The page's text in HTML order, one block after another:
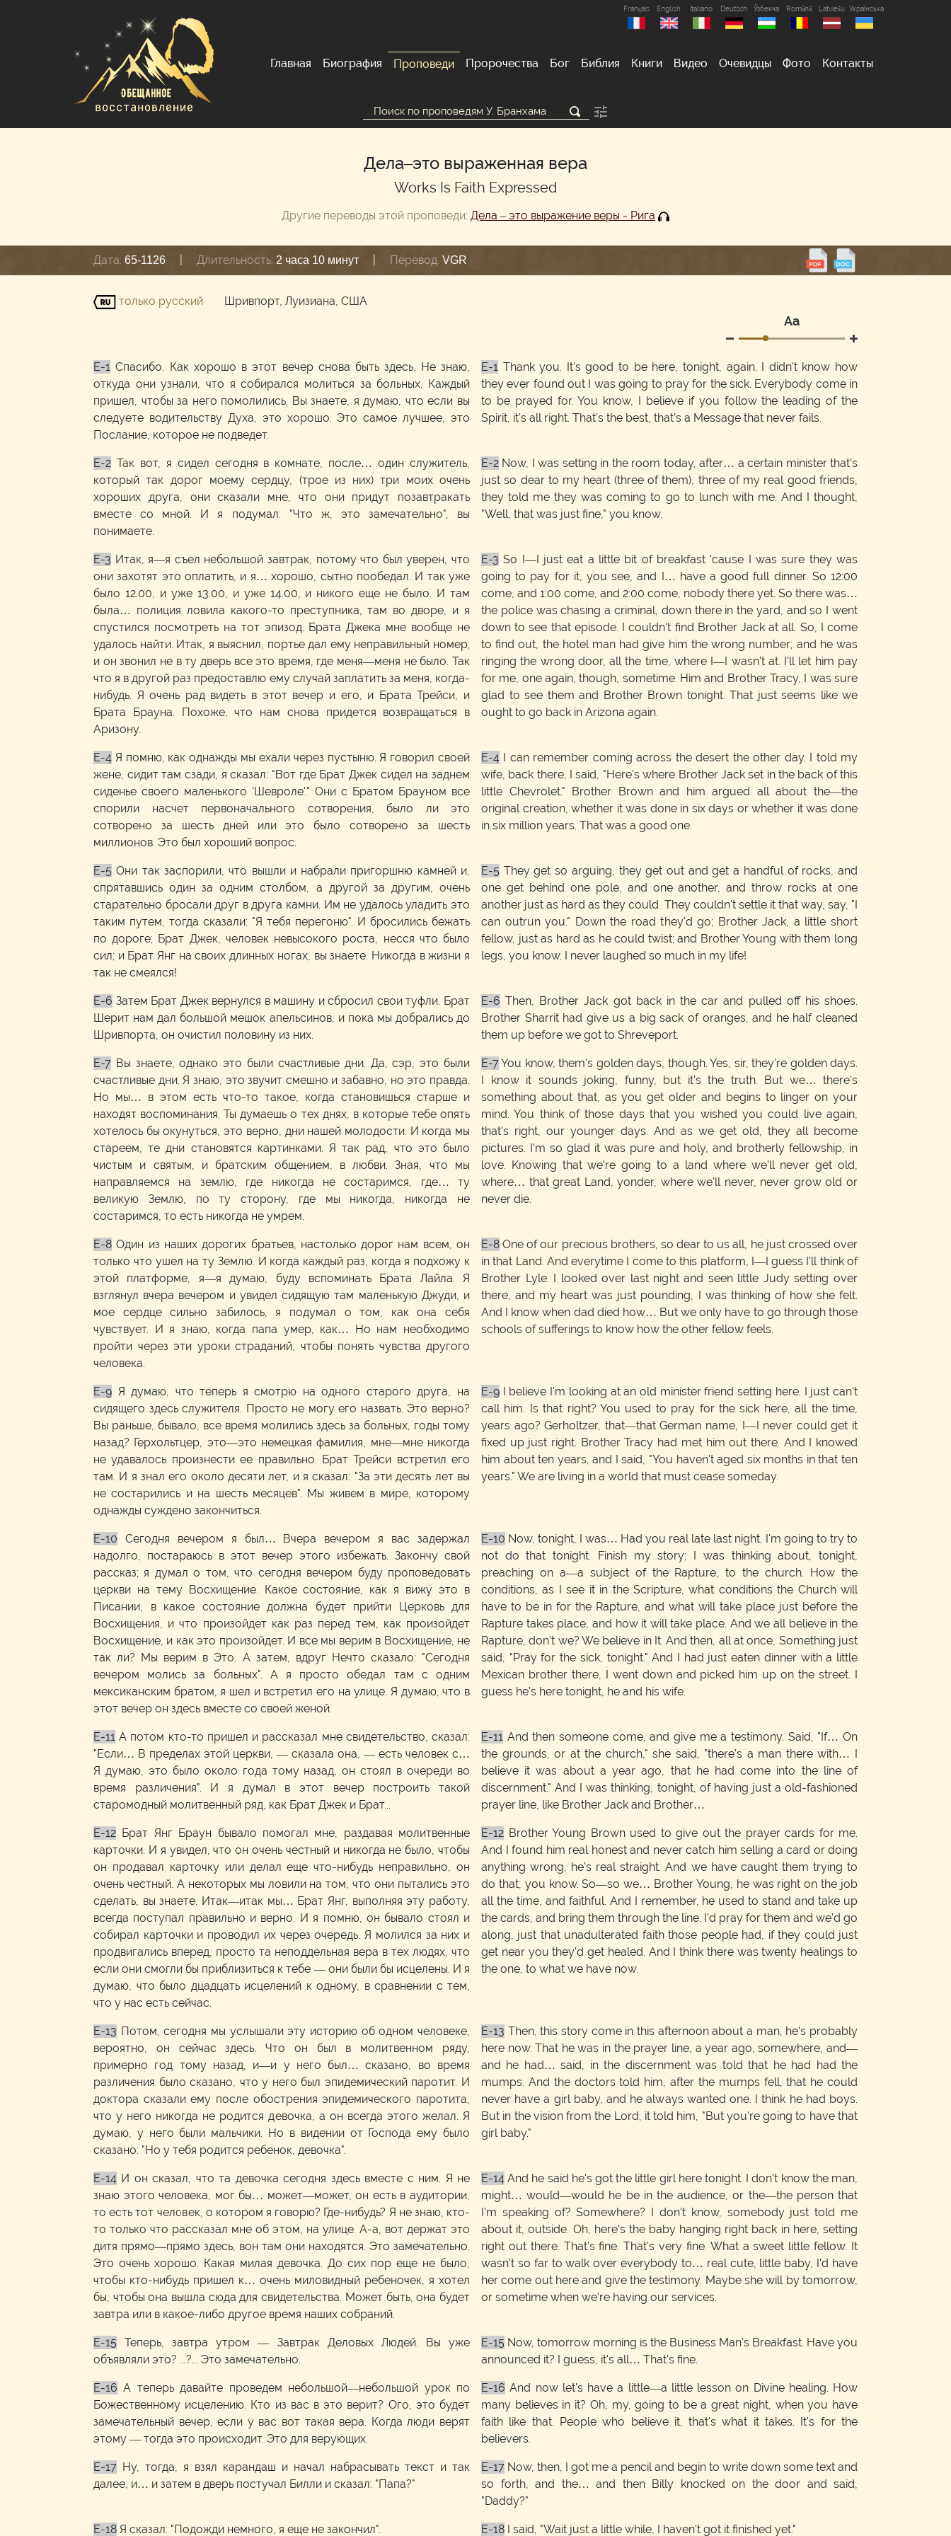
Français English Italiano Deutsch Ўзбекча Română Latviešu Українська
Главная Биография Проповеди Пророчества Бог Библия Книги Видео Очевидцы Фото Контакты
Дела–это выраженная вера
Works Is Faith Expressed
Другие переводы этой проповеди: Дела – это выражение веры - Рига
Дата: 65-1126 Длительность: 2 часа 10 минут Перевод: VGR
только русский Шривпорт, Луизиана, США
Аа
E-1 Спасибо. Как хорошо в этот вечер снова быть здесь. Не знаю,
откуда они узнали, что я собирался молиться за больных. Каждый
пришел, чтобы за него помолились. Вы знаете, я думаю, что если вы
следуете водительству Духа, это хорошо. Это самое лучшее, это
Послание, которое не подведет.
E-1 Thank you. It's good to be here, tonight, again. I didn't know how
they ever found out I was going to pray for the sick. Everybody come in
to be prayed for. You know, I believe if you follow the leading of the
Spirit, it's all right. That's the best, that's a Message that never fails.
E-2 Так вот, я сидел сегодня в комнате, после… один служитель,
который так дорог моему сердцу, (трое из них) три моих очень
хороших друга, они сказали мне, что они придут позавтракать
вместе со мной. И я подумал: "Что ж, это замечательно", вы
понимаете.
E-2 Now, I was setting in the room today, after… a certain minister that's
just so dear to my heart (three of them), three of my real good friends,
they told me they was coming to go to lunch with me. And I thought,
"Well, that was just fine," you know.
E-3 Итак, я—я съел небольшой завтрак, потому что был уверен, что
они захотят это оплатить, и я… хорошо, сытно пообедал. И так уже
было 12.00, и уже 13.00, и уже 14.00, и никого еще не было. И там
была… полиция ловила какого-то преступника, там во дворе, и я
спустился посмотреть на тот эпизод. Брата Джека мне вообще не
удалось найти. Итак, я выяснил, портье дал ему неправильный номер;
и он звонил не в ту дверь все это время, где меня—меня не было. Так
что я в другой раз предоставлю ему случай заплатить за меня, когда-
нибудь. Я очень рад видеть в этот вечер и его, и Брата Трейси, и
Брата Брауна. Похоже, что нам снова придется возвращаться в
Аризону.
E-3 So I—I just eat a little bit of breakfast 'cause I was sure they was
going to pay for it, you see, and I… have a good full dinner. So 12:00
come, and 1:00 come, and 2:00 come, nobody there yet. So there was…
the police was chasing a criminal, down there in the yard, and so I went
down to see that episode. I couldn't find Brother Jack at all. So, I come
to find out, the hotel man had give him the wrong number; and he was
ringing the wrong door, all the time, where I—I wasn't at. I'll let him pay
for me, one again, though, sometime. Him and Brother Tracy, I was sure
glad to see them and Brother Brown tonight. That just seems like we
ought to go back in Arizona again.
E-4 Я помню, как однажды мы ехали через пустыню. Я говорил своей
жене, сидит там сзади, я сказал: "Вот где Брат Джек сидел на заднем
сиденье своего маленького 'Шевроле'." Они с Братом Брауном все
спорили насчет первоначального сотворения, было ли это
сотворено за шесть дней или это было сотворено за шесть
миллионов. Это был хороший вопрос.
E-4 I can remember coming across the desert the other day. I told my
wife, back there, I said, "Here's where Brother Jack set in the back of this
little Chevrolet." Brother Brown and him argued all about the—the
original creation, whether it was done in six days or whether it was done
in six million years. That was a good one.
E-5 Они так заспорили, что вышли и набрали пригоршню камней и,
спрятавшись один за одним столбом, а другой за другим, очень
старательно бросали друг в друга камни. Им не удалось уладить это
таким путем, тогда сказали: "Я тебя перегоню". И бросились бежать
по дороге; Брат Джек, человек невысокого роста, несся что было
сил; и Брат Янг на своих длинных ногах, вы знаете. Никогда в жизни я
так не смеялся!
E-5 They get so arguing, they get out and get a handful of rocks, and
one get behind one pole, and one another, and throw rocks at one
another just as hard as they could. They couldn't settle it that way, say, "I
can outrun you." Down the road they'd go; Brother Jack, a little short
fellow, just as hard as he could twist; and Brother Young with them long
legs, you know. I never laughed so much in my life!
E-6 Затем Брат Джек вернулся в машину и сбросил свои туфли. Брат
Шерит нам дал большой мешок апельсинов, и пока мы добрались до
Шривпорта, он очистил половину из них.
E-6 Then, Brother Jack got back in the car and pulled off his shoes.
Brother Sharrit had give us a big sack of oranges, and he half cleaned
them up before we got to Shreveport.
E-7 Вы знаете, однако это были счастливые дни. Да, сэр, это были
счастливые дни. Я знаю, это звучит смешно и забавно, но это правда.
Но мы… в этом есть что-то такое, когда становишься старше и
находят воспоминания. Ты думаешь о тех днях, в которые тебе опять
хотелось бы окунуться, это верно, дни нашей молодости. И когда мы
стареем, те дни становятся картинками. Я так рад, что это было
чистым и святым, и братским общением, в любви. Зная, что мы
направляемся на землю, где никогда не состаримся, где… ту
великую Землю, по ту сторону, где мы никогда, никогда не
состаримся, то есть никогда не умрем.
E-7You know, them's golden days, though. Yes, sir, they're golden days.
I know it sounds joking, funny, but it's the truth. But we… there's
something about that, as you get older and begins to linger on your
mind. You think of those days that you wished you could live again,
that's right, our younger days. And as we get old, they all become
pictures. I'm so glad it was pure and holy, and brotherly fellowship, in
love. Knowing that we're going to a land where we'll never get old,
where… that great Land, yonder, where we'll never, never grow old or
never die.
E-8 Один из наших дорогих братьев, настолько дорог нам всем, он
только что ушел на ту Землю. И когда каждый раз, когда я подхожу к
этой платформе, я—я думаю, буду вспоминать Брата Лайла. Я
взглянул вчера вечером и увидел сидящую там маленькую Джуди, и
мое сердце сильно забилось, я подумал о том, как она себя
чувствует. И я знаю, когда папа умер, как… Но нам необходимо
пройти через эти уроки страданий, чтобы понять чувства другого
человека.
E-8 One of our precious brothers, so dear to us all, he just crossed over
in that Land. And everytime I come to this platform, I—I guess I'll think of
Brother Lyle. I looked over last night and seen little Judy setting over
there, and my heart was just pounding, I was thinking of how she felt.
And I know when dad died how… But we only have to go through those
schools of sufferings to know how the other fellow feels.
E-9 Я думаю, что теперь я смотрю на одного старого друга, на
сидящего здесь служителя. Просто не могу его назвать. Это верно?
Вы раньше, бывало, все время молились здесь за больных, годы тому
назад? Герхольтцер, это—это немецкая фамилия, мне—мне никогда
не удавалось произнести ее правильно. Брат Трейси встретил его
там. И я знал его около десяти лет, и я сказал: "За эти десять лет вы
не состарились и на шесть месяцев". Мы живем в мире, которому
однажды суждено закончиться.
E-9 I believe I'm looking at an old minister friend setting here. I just can't
call him. Is that right? You used to pray for the sick here, all the time,
years ago? Gerholtzer, that—that German name, I—I never could get it
fixed up just right. Brother Tracy had met him out there. And I knowed
him about ten years, and I said, "You haven't aged six months in that ten
years." We are living in a world that must cease someday.
E-10
Сегодня вечером я был… Вчера вечером я вас задержал
надолго, постараюсь в этот вечер этого избежать. Закончу свой
рассказ; я думал о том, что сегодня вечером буду проповедовать
церкви на тему Восхищение. Какое состояние, как я вижу это в
Писании, в какое состояние должна будет прийти Церковь для
Восхищения, и что произойдет как раз перед тем, как произойдет
Восхищение, и как это произойдет. И все мы верим в Восхищение, не
так ли? Мы верим в Это. А затем, вдруг Нечто сказало: "Сегодня
вечером молись за больных". А я просто обедал там с одним
мексиканским братом, я шел и встретил его на улице. Я думаю, что в
этот вечер он здесь вместе со своей женой.
E-10 Now, tonight, I was… Had you real late last night, I'm going to try to
not do that tonight. Finish my story; I was thinking about, tonight,
preaching on a—a subject of the Rapture, to the church. How the
conditions, as I see it in the Scripture, what conditions the Church will
have to be in for the Rapture, and what will take place just before the
Rapture takes place, and how it will take place. And we all believe in the
Rapture, don't we? We believe in It. And then, all at once, Something just
said, "Pray for the sick, tonight." And I had just eaten dinner with a little
Mexican brother there, I went down and picked him up on the street. I
guess he's here tonight, he and his wife.
E-11 А потом кто-то пришел и рассказал мне свидетельство, сказал:
"Если… В пределах этой церкви, — сказала она, — есть человек с…
Я думаю, это было около года тому назад, он стоял в очереди во
время различения". И я думал в этот вечер построить такой
старомодный молитвенный ряд, как Брат Джек и Брат...
E-11 And then someone come, and give me a testimony. Said, "If… On
the grounds, or at the church," she said, "there's a man there with… I
believe it was about a year ago, that he had come into the line of
discernment." And I was thinking, tonight, of having just a old-fashioned
prayer line, like Brother Jack and Brother…
E-12 Брат Янг Браун бывало помогал мне, раздавая молитвенные
карточки. И я увидел, что он очень честный и никогда не было, чтобы
он продавал карточку или делал еще что-нибудь неправильно, он
очень честный. А некоторых мы ловили на том, что они пытались это
сделать, вы знаете. Итак—итак мы… Брат Янг, выполняя эту работу,
всегда поступал правильно и верно. И я помню, он бывало стоял и
собирал карточки и проводил их через очередь. Я молился за них и
продвигались вперед, просто та неподдельная вера в тех людях, что
если они смогли бы приблизиться к тебе — они были бы исцелены. И я
думаю, что было дцадцать исцелений к одному, в сравнении с тем,
что у нас есть сейчас.
E-12 Brother Young Brown used to give out the prayer cards for me.
And I found him real honest and never catch him selling a card or doing
anything wrong, he's real straight. And we have caught them trying to
do that, you know. So—so we… Brother Young, he was right on the job
all the time, and faithful. And I remember, he used to stand and take up
the cards, and bring them through the line. I'd pray for them and we'd go
along, just that unadulterated faith those people had, if they could just
get near you they'd get healed. And I think there was twenty healings to
the one, to what we have now.
E-13 Потом, сегодня мы услышали эту историю об одном человеке,
вероятно, он сейчас здесь. Что он был в молитвенном ряду,
примерно год тому назад, и—и у него был… сказано, во время
различения было сказано, что у него был эпидемический паротит. И
доктора сказали ему после обострения эпидемического паротита,
что у него никогда не родится девочка, а он всегда этого желал. Я
думаю, у него были мальчики. Но в видении от Господа ему было
сказано: "Но у тебя родится ребенок, девочка".
E-13 Then, this story come in this afternoon about a man, he's probably
here now. That he was in the prayer line, a year ago, somewhere, and—
and he had… said, in the discernment was told that he had had the
mumps. And the doctors told him, after the mumps fell, that he could
never have a girl baby, and he always wanted one. I think he had boys.
But in the vision from the Lord, it told him, "But you're going to have that
girl baby."
E-14 И он сказал, что та девочка сегодня здесь вместе с ним. Я не
знаю этого человека, мог бы… может—может, он есть в аудитории,
то есть тот человек, о котором я говорю? Где-нибудь? Я не знаю, кто-
то только что рассказал мне об этом, на улице. А-а, вот держат это
дитя прямо—прямо здесь, вон там они находятся. Это замечательно.
Это очень хорошо. Какая милая девочка. До сих пор еще не было,
чтобы кто-нибудь пришел к… очень миловидный ребеночек, я хотел
бы, чтобы она вышла сюда для свидетельства. Может быть, она будет
завтра или в какое-либо другое время наших собраний.
E-14 And he said he's got the little girl here tonight. I don't know the man,
might… would—would he be in the audience, or the—the person that
I'm speaking of? Somewhere? I don't know, somebody just told me
about it, outside. Oh, here's the baby hanging right back in here, setting
right out there. That's fine. That's very fine. What a sweet little fellow. It
wasn't so far to walk over everybody to… real cute, little baby, I'd have
her come out here and give the testimony. Maybe she will by tomorrow,
or sometime when we're having our services.
E-15
Теперь, завтра утром — Завтрак Деловых Людей. Вы уже
объявляли это? ...?... Это замечательно.
E-15 Now, tomorrow morning is the Business Man's Breakfast. Have you
announced it? I guess, it's all… That's fine.
E-16 А теперь давайте проведем небольшой—небольшой урок по
Божественному исцелению. Кто из вас в это верит? Ого, это будет
замечательный вечер, если у вас вот такая вера. Когда люди верят
этому — тогда это происходит. Это для верующих.
E-16 And now let's have a little—a little lesson on Divine healing. How
many believes in it? Oh, my, going to be a great night, when you have
faith like that. People who believe it, that's what it takes. It's for the
believers.
E-17 Ну, тогда, я взял карандаш и начал набрасывать текст и так
далее, и… и затем в дверь постучал Билли и сказал: "Папа?"
E-17 Now, then, I got me a pencil and begin to write down some text and
so forth, and the… and then Billy knocked on the door and said,
"Daddy?"
E-18 Я сказал: "Подожди немного, я еще не закончил". E-18 I said, "Wait just a little while, I haven't got it finished yet."